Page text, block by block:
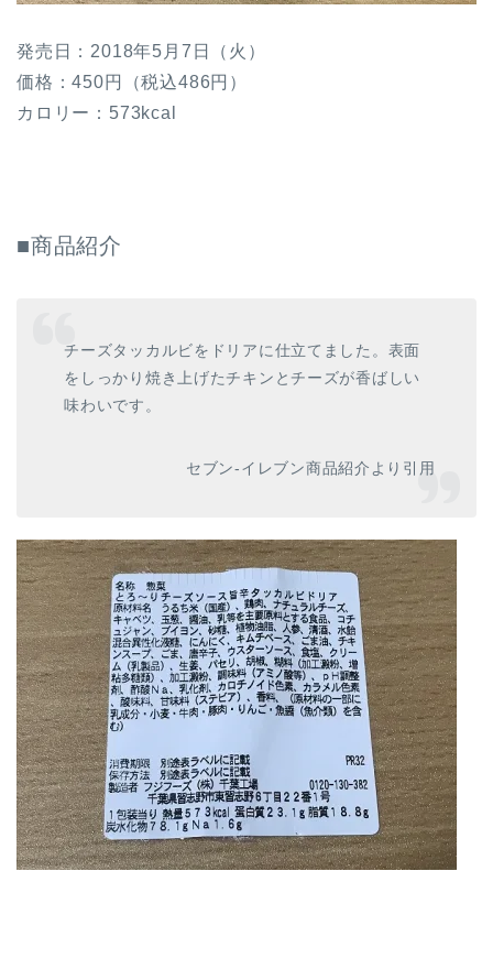
発売日：2018年5月7日（火）
価格：450円（税込486円）
カロリー：573kcal
■商品紹介
チーズタッカルビをドリアに仕立てました。表面
をしっかり焼き上げたチキンとチーズが香ばしい
味わいです。
セブン‐イレブン商品紹介より引用